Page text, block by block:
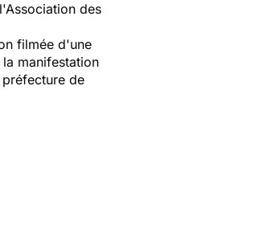
des
filmée d'une
manifestation
de